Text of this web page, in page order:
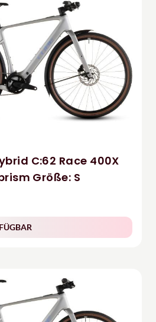
C:62 Race 400X
Größe: S